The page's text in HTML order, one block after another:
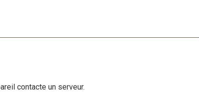
contacte un serveur.